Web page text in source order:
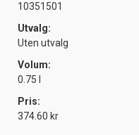
10351501
Utvalg:
Uten utvalg
Volum:
0.75 l
Pris:
374.60 kr